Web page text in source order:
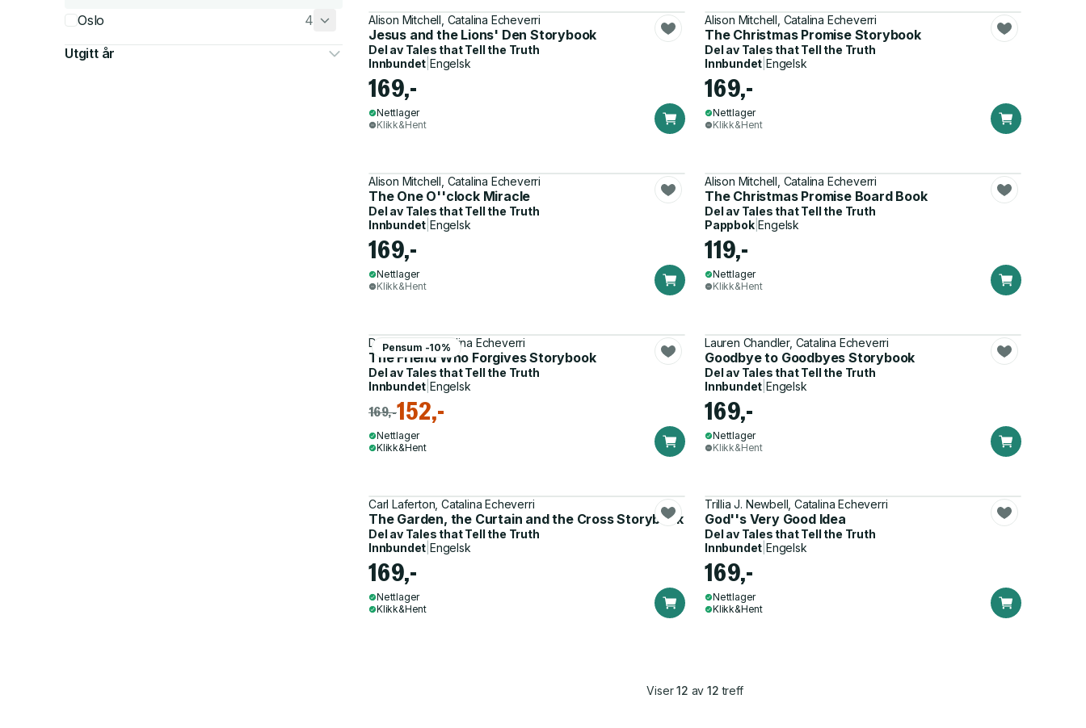
Oslo 4
Utgitt år
Alison Mitchell, Catalina Echeverri
Jesus and the Lions' Den Storybook
Del av Tales that Tell the Truth
Innbundet |Engelsk
169,-
Nettlager
Klikk&Hent
Alison Mitchell, Catalina Echeverri
The Christmas Promise Storybook
Del av Tales that Tell the Truth
Innbundet |Engelsk
169,-
Nettlager
Klikk&Hent
Alison Mitchell, Catalina Echeverri
The One O''clock Miracle
Del av Tales that Tell the Truth
Innbundet |Engelsk
169,-
Nettlager
Klikk&Hent
Alison Mitchell, Catalina Echeverri
The Christmas Promise Board Book
Del av Tales that Tell the Truth
Pappbok|Engelsk
119,-
Nettlager
Klikk&Hent
Pensum -10%
Dan DeWitt, Catalina Echeverri
The Friend Who Forgives Storybook
Del av Tales that Tell the Truth
Innbundet |Engelsk
169,-152,-
Nettlager
Klikk&Hent
Lauren Chandler, Catalina Echeverri
Goodbye to Goodbyes Storybook
Del av Tales that Tell the Truth
Innbundet |Engelsk
169,-
Nettlager
Klikk&Hent
Carl Laferton, Catalina Echeverri
The Garden, the Curtain and the Cross Storybook
Del av Tales that Tell the Truth
Innbundet |Engelsk
169,-
Nettlager
Klikk&Hent
Trillia J. Newbell, Catalina Echeverri
God''s Very Good Idea
Del av Tales that Tell the Truth
Innbundet |Engelsk
169,-
Nettlager
Klikk&Hent
Viser12 av 12 treff